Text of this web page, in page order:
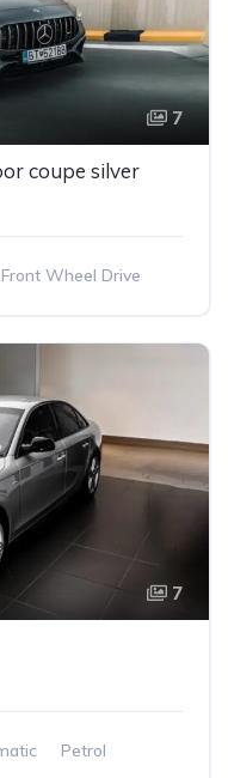
7
coupe silver
Front Wheel Drive
7
Petrol